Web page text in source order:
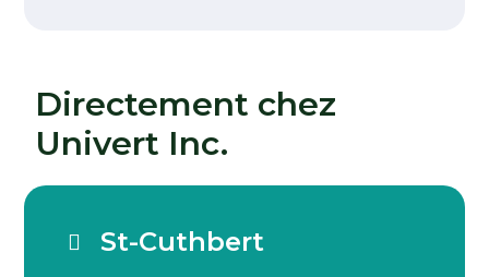
Directement chez
Univert Inc.
St-Cuthbert